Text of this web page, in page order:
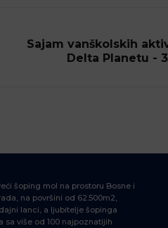
Sajam vanškolskih
Delta Planetu -
šoping mol na prostoru Bosne i
na površini od 62.500m2,
lanci, a ljubitelje šopinga
sa više od 100 najpoznatijih